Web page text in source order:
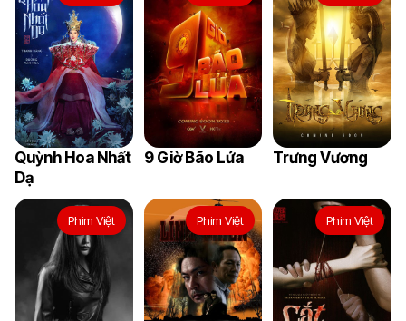
Quỳnh Hoa Nhất
Dạ
9 Giờ Bão Lửa Trưng Vương
Phim Việt Phim Việt Phim Việt